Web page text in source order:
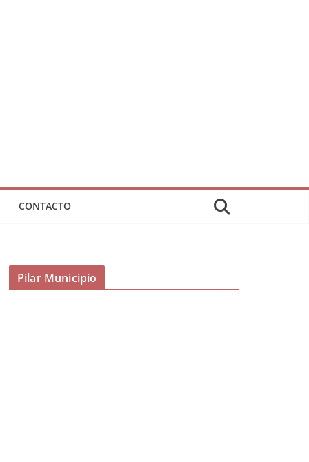
CONTACTO
Pilar Municipio